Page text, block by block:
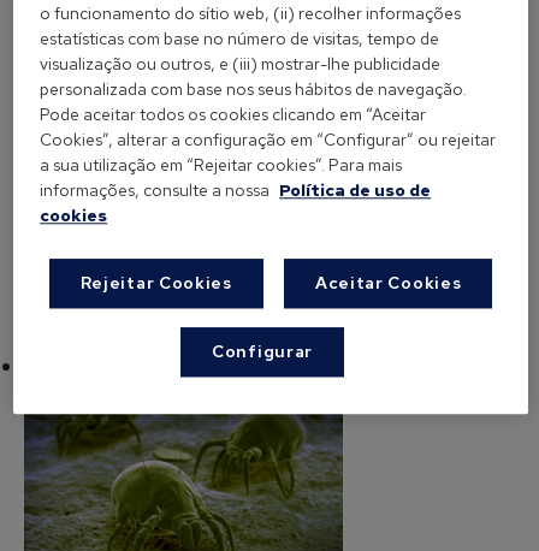
se encontram mais espécies de ácaros e em maior
quantidade, sendo Dermatophagoides
pteronyssinus e Dermatophagoides farinae as
espécies mais abundantes nas habitações. Pelo
contrário, nas regiões do interior da península há
pouca presença de ácaros, já que o clima é seco,
devido a uma humidade relativa abaixo dos 50%.
Os ácaros alimentam-se de células humanas?
o funcionamento do sítio web, (ii) recolher informações
estatísticas com base no número de visitas, tempo de
visualização ou outros, e (iii) mostrar-lhe publicidade
personalizada com base nos seus hábitos de navegação.
Pode aceitar todos os cookies clicando em “Aceitar
Cookies”, alterar a configuração em “Configurar” ou rejeitar
a sua utilização em “Rejeitar cookies”. Para mais
informações, consulte a nossa Política de uso de
cookies
Rejeitar Cookies Aceitar Cookies
Configurar